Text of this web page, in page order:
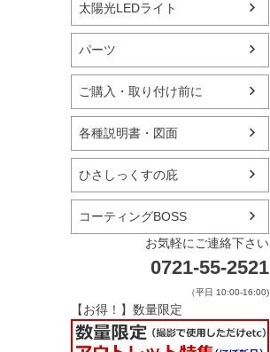
太陽光LEDライト
パーツ
ご購入・取り付け前に
各種説明書・図面
ひさしっくすの庇
コーティングBOSS
お気軽にご連絡下さい
0721-55-2521
（平日 10:00-16:00)
【お得！】数量限定